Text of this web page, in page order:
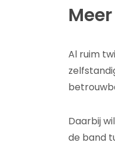
Al ruim
Daarbij
de band